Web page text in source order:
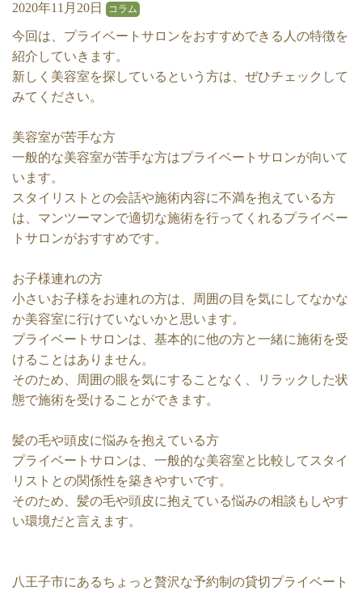
2020年11月20日 コラム
今回は、プライベートサロンをおすすめできる人の特徴を
紹介していきます。
新しく美容室を探しているという方は、ぜひチェックして
みてください。
美容室が苦手な方
一般的な美容室が苦手な方はプライベートサロンが向いて
います。
スタイリストとの会話や施術内容に不満を抱えている方
は、マンツーマンで適切な施術を行ってくれるプライベー
トサロンがおすすめです。
お子様連れの方
小さいお子様をお連れの方は、周囲の目を気にしてなかな
か美容室に行けていないかと思います。
プライベートサロンは、基本的に他の方と一緒に施術を受
けることはありません。
そのため、周囲の眼を気にすることなく、リラックした状
態で施術を受けることができます。
髪の毛や頭皮に悩みを抱えている方
プライベートサロンは、一般的な美容室と比較してスタイ
リストとの関係性を築きやすいです。
そのため、髪の毛や頭皮に抱えている悩みの相談もしやす
い環境だと言えます。
八王子市にあるちょっと贅沢な予約制の貸切プライベート